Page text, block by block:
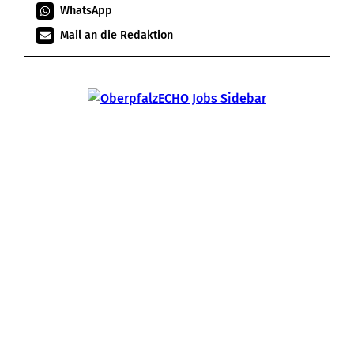
WhatsApp
Mail an die Redaktion